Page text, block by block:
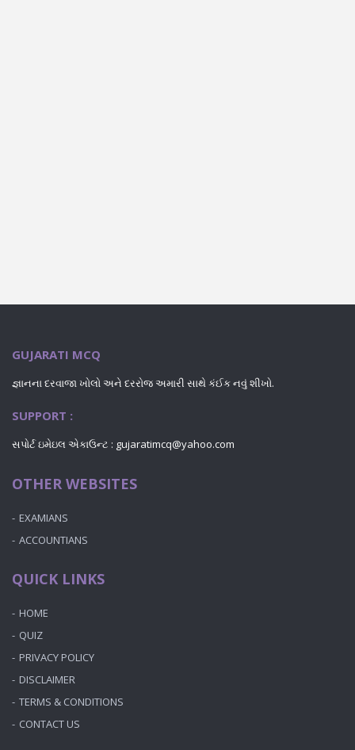
GUJARATI MCQ
જ્ઞાનના દરવાજા ખોલો અને દરરોજ અમારી સાથે કંઈક નવું શીખો.
SUPPORT :
સપોર્ટ ઇમેઇલ એકાઉન્ટ : gujaratimcq@yahoo.com
OTHER WEBSITES
EXAMIANS
ACCOUNTIANS
QUICK LINKS
HOME
QUIZ
PRIVACY POLICY
DISCLAIMER
TERMS & CONDITIONS
CONTACT US